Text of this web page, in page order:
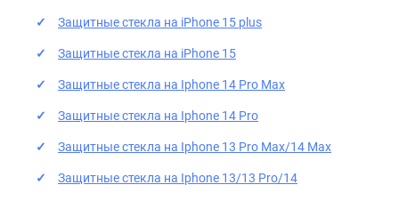
Защитные стекла на iPhone 15 plus
Защитные стекла на iPhone 15
Защитные стекла на Iphone 14 Pro Max
Защитные стекла на Iphone 14 Pro
Защитные стекла на Iphone 13 Pro Max/14 Max
Защитные стекла на Iphone 13/13 Pro/14